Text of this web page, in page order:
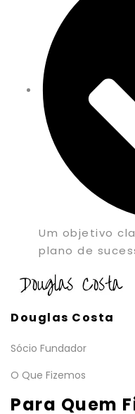
Um objetivo
plano de
Douglas Costa
Sócio Fundador
O Que Fizemos
Para Quem